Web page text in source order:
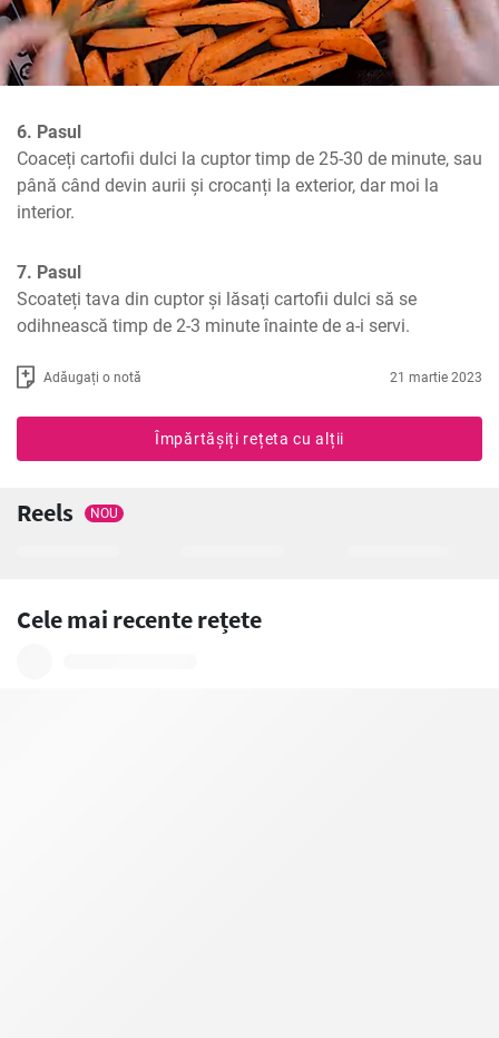
6. Pasul
Coaceți cartofii dulci la cuptor timp de 25-30 de minute, sau
până când devin aurii și crocanți la exterior, dar moi la
interior.
7. Pasul
Scoateți tava din cuptor și lăsați cartofii dulci să se
odihnească timp de 2-3 minute înainte de a-i servi.
Adăugați o notă 21 martie 2023
Împărtășiți rețeta cu alții
Reels NOU
Cele mai recente rețete